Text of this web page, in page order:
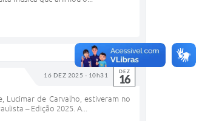
16 DEZ 2025 - 10h31 DEZ
16
de Carvalho, estiveram no
– Edição 2025. A...